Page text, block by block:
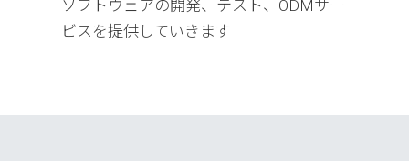
ソフトウェアの開発、テスト、ODMサー
ビスを提供していきます